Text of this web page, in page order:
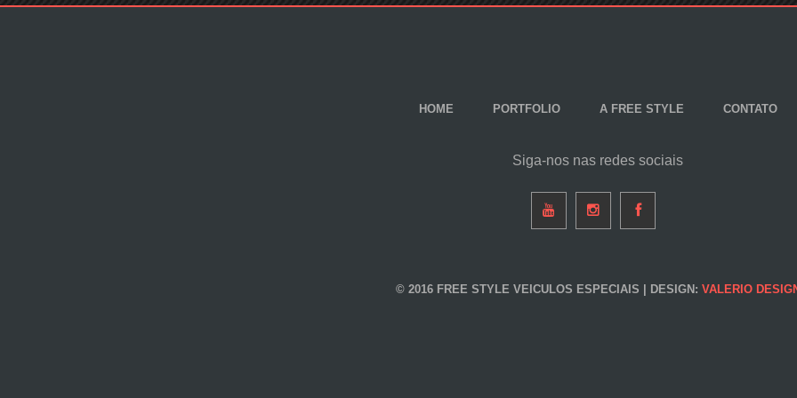
HOME PORTFOLIO A FREE STYLE CONTATO
Siga-nos nas redes sociais
© 2016 FREE STYLE VEICULOS ESPECIAIS | DESIGN: VALERIO